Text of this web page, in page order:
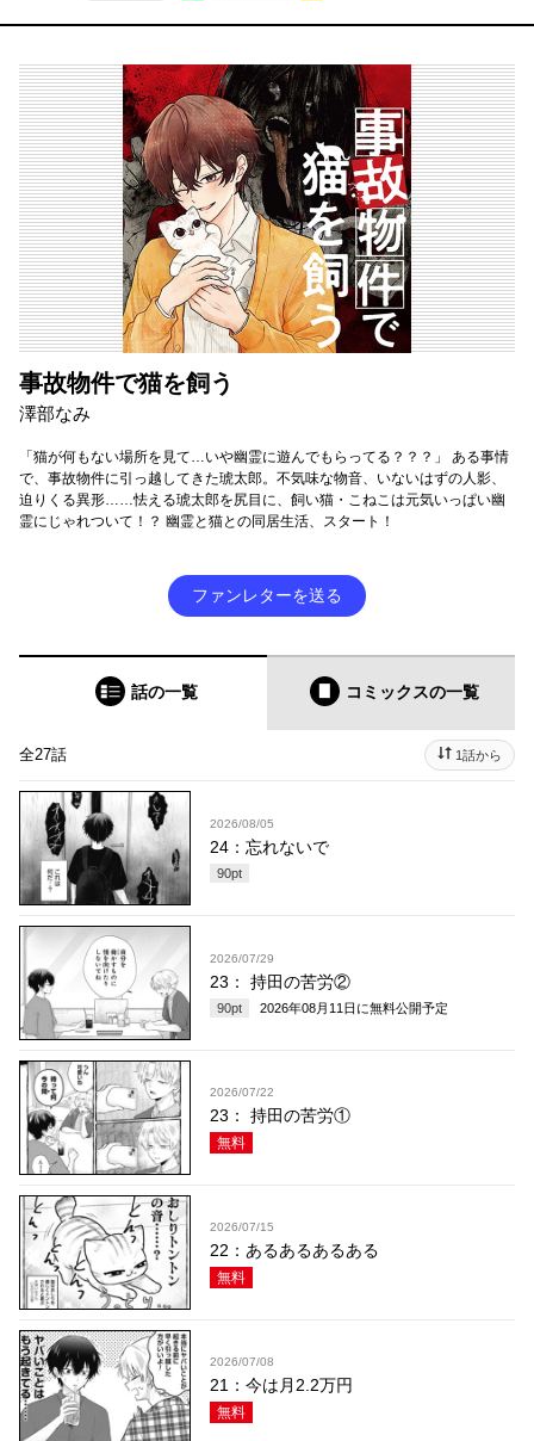
事故物件で猫を飼う
澤部なみ
「猫が何もない場所を見て…いや幽霊に遊んでもらってる？？？」 ある事情
で、事故物件に引っ越してきた琥太郎。不気味な物音、いないはずの人影、
迫りくる異形……怯える琥太郎を尻目に、飼い猫・こねこは元気いっぱい幽
霊にじゃれついて！？ 幽霊と猫との同居生活、スタート！
ファンレターを送る
話の一覧 コミックスの一覧
全27話 1話から
2026/08/05
24：忘れないで
90pt
2026/07/29
23： 持田の苦労②
90pt 2026年08月11日 に無料公開予定
2026/07/22
23： 持田の苦労①
無料
2026/07/15
22：あるあるあるある
無料
2026/07/08
21：今は月2.2万円
無料